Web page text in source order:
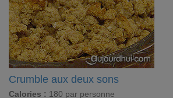
Crumble aux deux sons
Calories : 180 par personne